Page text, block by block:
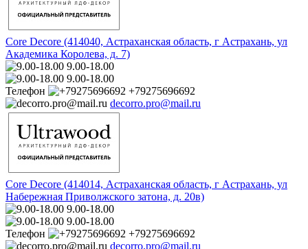
Core Decore (414040, Астраханская область, г Астрахань, ул
Академика Королева, д. 7)
9.00-18.00
9.00-18.00
Телефон
+79275696692
decorro.pro@mail.ru
Core Decore (414014, Астраханская область, г Астрахань, ул
Набережная Приволжского затона, д. 20в)
9.00-18.00
9.00-18.00
Телефон
+79275696692
decorro.pro@mail.ru